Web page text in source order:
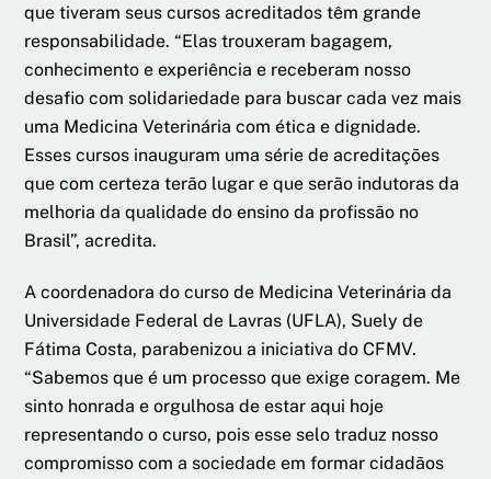
que tiveram seus cursos acreditados têm grande
responsabilidade. “Elas trouxeram bagagem,
conhecimento e experiência e receberam nosso
desafio com solidariedade para buscar cada vez mais
uma Medicina Veterinária com ética e dignidade.
Esses cursos inauguram uma série de acreditações
que com certeza terão lugar e que serão indutoras da
melhoria da qualidade do ensino da profissão no
Brasil”, acredita.
A coordenadora do curso de Medicina Veterinária da
Universidade Federal de Lavras (UFLA), Suely de
Fátima Costa, parabenizou a iniciativa do CFMV.
“Sabemos que é um processo que exige coragem. Me
sinto honrada e orgulhosa de estar aqui hoje
representando o curso, pois esse selo traduz nosso
compromisso com a sociedade em formar cidadãos